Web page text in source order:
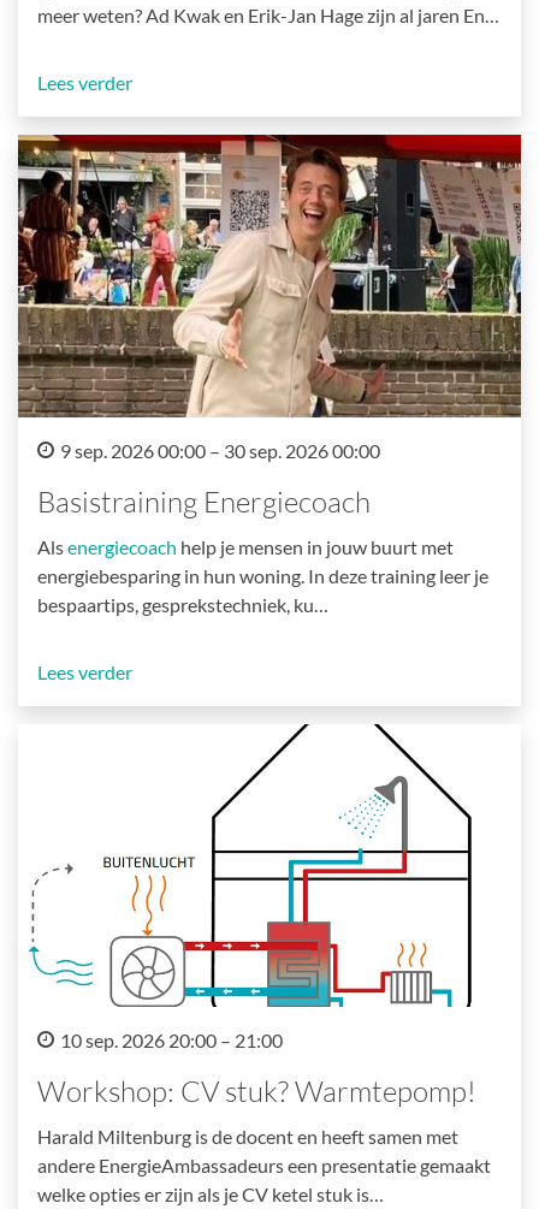
meer weten? Ad Kwak en Erik-Jan Hage zijn al jaren En…
Lees verder
9 sep. 2026 00:00 – 30 sep. 2026 00:00
Basistraining Energiecoach
Alsenergiecoach help je mensen in jouw buurt met
energiebesparing in hun woning. In deze training leer je
bespaartips, gesprekstechniek, ku…
Lees verder
10 sep. 2026 20:00 – 21:00
Workshop: CV stuk? Warmtepomp!
Harald Miltenburg is de docent en heeft samen met
andere EnergieAmbassadeurs een presentatie gemaakt
welke opties er zijn als je CV ketel stuk is…